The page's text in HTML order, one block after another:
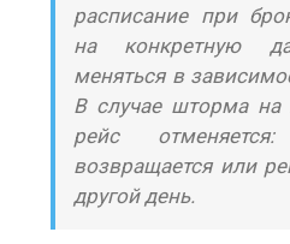
расписание при
на конкретную
меняться в
В случае шторма
рейс
возвращается или
другой день.